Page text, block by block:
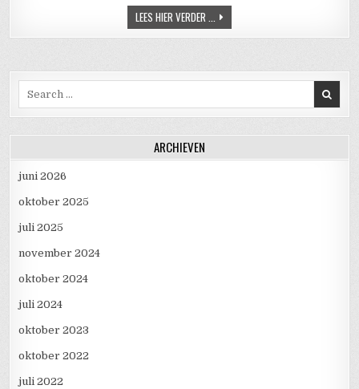
LEES HIER VERDER ... NOORD SCANDINAVIË 2025
Search for:
ARCHIEVEN
juni 2026
oktober 2025
juli 2025
november 2024
oktober 2024
juli 2024
oktober 2023
oktober 2022
juli 2022